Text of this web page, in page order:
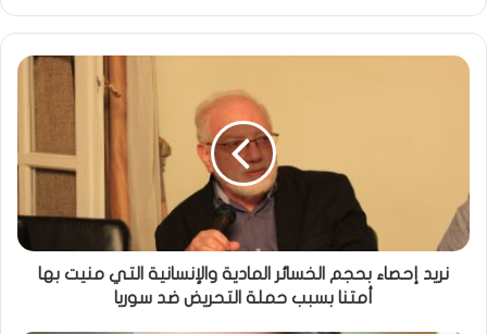
نريد إحصاء بحجم الخسائر المادية والإنسانية التي منيت بها
أمتنا بسبب حملة التحريض ضد سوريا